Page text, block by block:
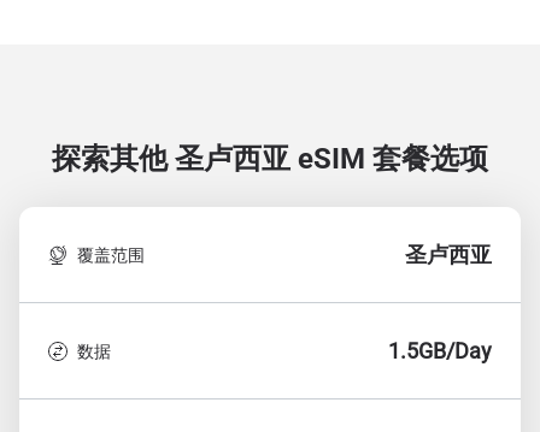
探索其他 圣卢西亚 eSIM 套餐选项
覆盖范围 圣卢西亚
数据 1.5GB/Day